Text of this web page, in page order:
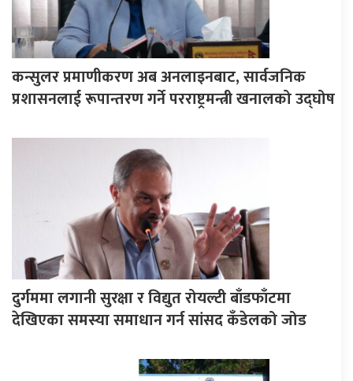
कन्सुलर प्रमाणीकरण अब अनलाइनबाट, सार्वजनिक
प्रशासनलाई रूपान्तरण गर्ने परराष्ट्रमन्त्री खनालको उद्घोष
दुर्गममा लगानी सुरक्षा र विद्युत रोयल्टी बाँडफाँटमा
देखिएका समस्या समाधान गर्न सांसद कँडेलको जोड